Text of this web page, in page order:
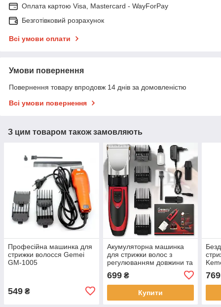
Оплата картою Visa, Mastercard - WayForPay
Безготівковий розрахунок
Всі умови оплати
Умови повернення
Повернення товару впродовж 14 днів за домовленістю
Всі умови повернення
З цим товаром також замовляють
Професійна машинка для
стрижки волосся Gemei
GM-1005
549 ₴
Акумуляторна машинка
для стрижки волос з
регулюванням довжини та
550
699₴
Купити
для
769